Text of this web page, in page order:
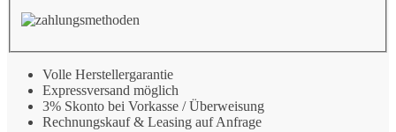
Menge
Volle Herstellergarantie
Expressversand möglich
3% Skonto bei Vorkasse / Überweisung
Rechnungskauf & Leasing auf Anfrage